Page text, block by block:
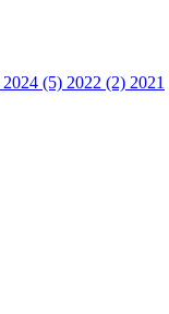
2024 (5) 2022 (2) 2021